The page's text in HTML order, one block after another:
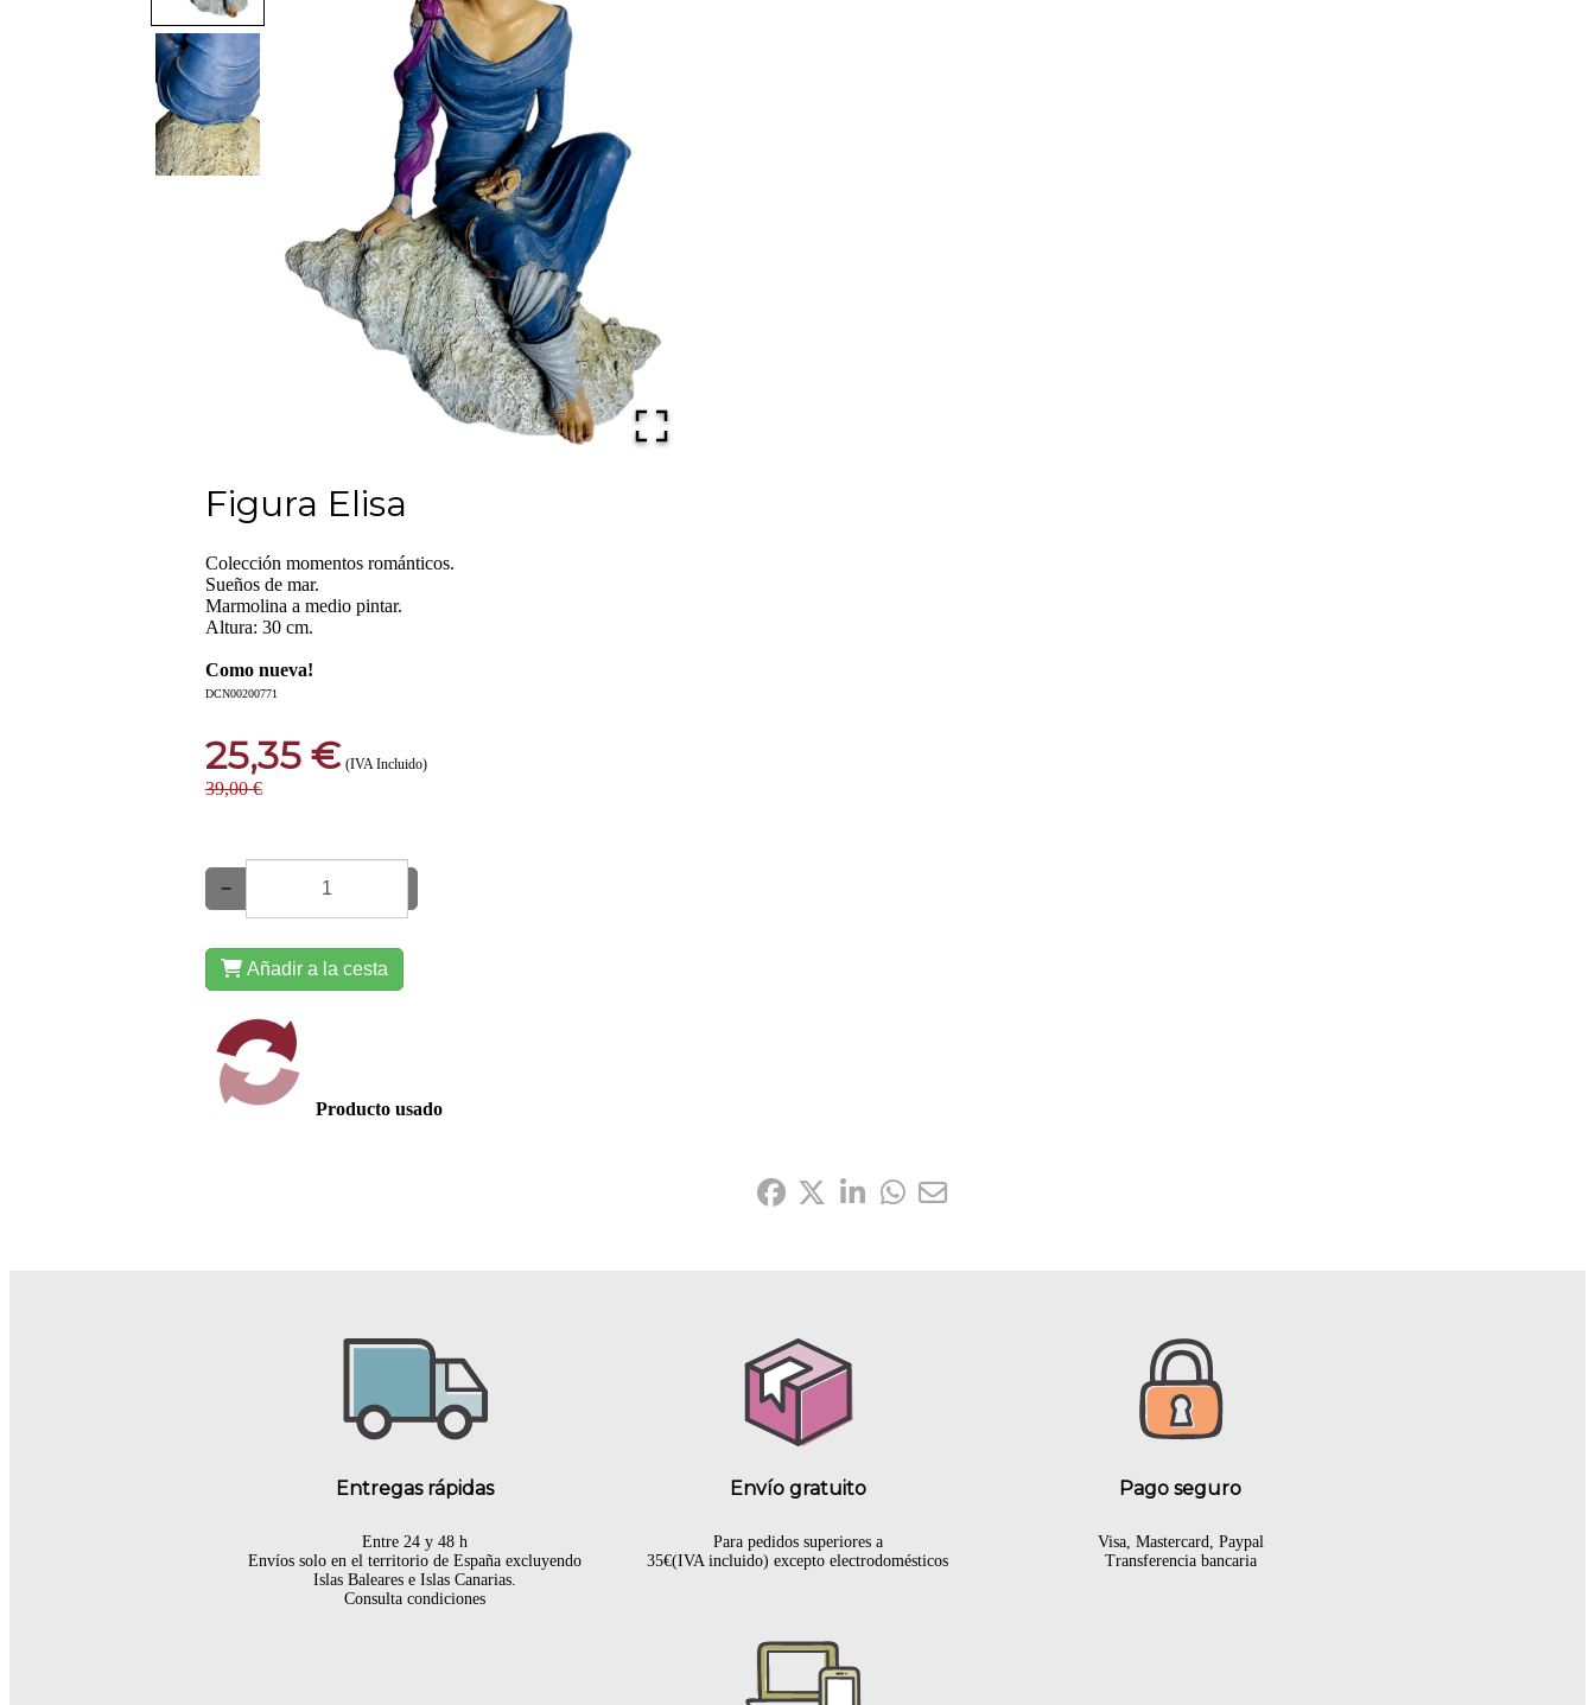
Figura Elisa
Colección momentos románticos.
Sueños de mar.
Marmolina a medio pintar.
Altura: 30 cm.
Como nueva!
DCN00200771
25,35 € (IVA Incluido)
39,00 €
−
Añadir a la cesta
Producto usado
Entregas rápidas
Entre 24 y 48 h
Envíos solo en el territorio de España excluyendo
Islas Baleares e Islas Canarias.
Consulta condiciones
Envío gratuito
Para pedidos superiores a
35€(IVA incluido) excepto electrodomésticos
Pago seguro
Visa, Mastercard, Paypal
Transferencia bancaria